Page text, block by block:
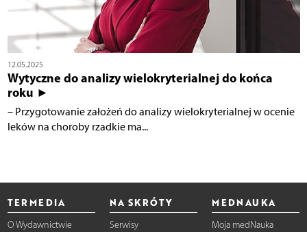
12.05.2025
Wytyczne do analizy wielokryterialnej do końca
roku ►
– Przygotowanie założeń do analizy wielokryterialnej w ocenie
leków na choroby rzadkie ma...
TERMEDIA
O Wydawnictwie
NA SKRÓTY
Serwisy
MEDNAUKA
Moja medNauka